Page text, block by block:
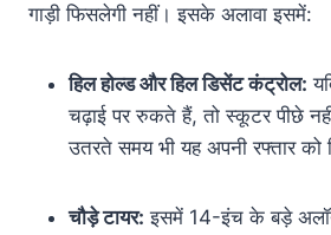
गाड़ी फिसलेगी नहीं। इसके अलावा इसमें:
हिल होल्ड और हिल डिसेंट कंट्रोल:
चढ़ाई पर रुकते हैं, तो स्कूटर पीछे
उतरते समय भी यह अपनी रफ्तार को
चौड़े टायर: इसमें 14-इंच के बड़े